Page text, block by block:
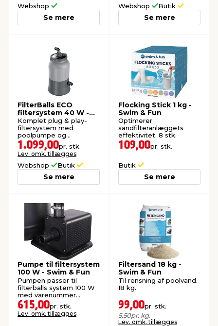
Webshop
Se mere
Webshop Butik
Se mere
FilterBalls ECO
filtersystem 40 W -
Swim & Fun
Komplet plug & play-
filtersystem med
poolpumpe og
filterbolde for effektiv
vandfiltrering.
1.099,00pr. stk.
Lev. omk. tillægges
Webshop Butik
Se mere
Flocking Stick 1 kg -
Swim & Fun
Optimerer
sandfilteranlæggets
effektivitet. 8 stk.
109,00pr. stk.
Butik
Se mere
Pumpe til filtersystem
100 W - Swim & Fun
Pumpen passer til
filterballs system 100 W
med varenummer
9055859
615,00pr. stk.
Lev. omk. tillægges
Filtersand 18 kg -
Swim & Fun
Til rensning af poolvand.
18 kg.
99,00pr. stk.
5,50pr. kg.
Lev. omk. tillægges